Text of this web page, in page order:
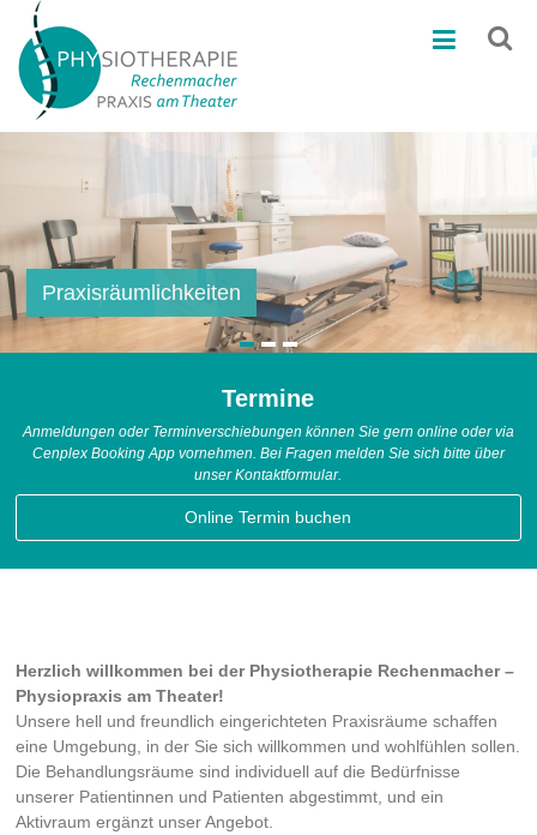
Inhalt
springen
Physiotherapie
Rechenmacher
Physiotherapie
Praxisräumlichkeiten
Therapien
Termine
Anmeldungen oder Terminverschiebungen können Sie gern online oder via
Cenplex Booking App vornehmen. Bei Fragen melden Sie sich bitte über
unser Kontaktformular.
Online Termin buchen
Herzlich willkommen bei der Physiotherapie Rechenmacher –
Physiopraxis am Theater!
Unsere hell und freundlich eingerichteten Praxisräume schaffen
eine Umgebung, in der Sie sich willkommen und wohlfühlen sollen.
Die Behandlungsräume sind individuell auf die Bedürfnisse
unserer Patientinnen und Patienten abgestimmt, und ein
Aktivraum ergänzt unser Angebot.